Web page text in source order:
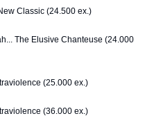
Classic (24.500 ex.)
The Elusive Chanteuse (24.000
(25.000 ex.)
(36.000 ex.)